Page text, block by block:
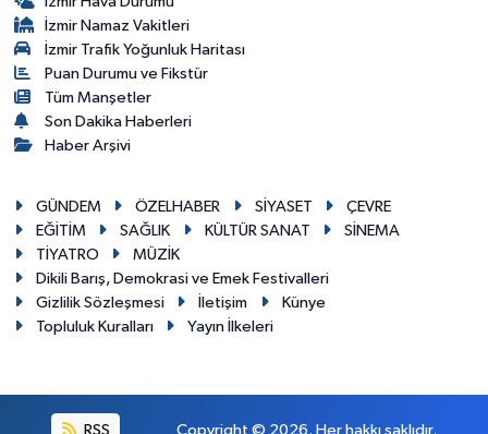
İzmir Namaz Vakitleri
İzmir Trafik Yoğunluk Haritası
Puan Durumu ve Fikstür
Tüm Manşetler
Son Dakika Haberleri
Haber Arşivi
GÜNDEM ÖZELHABER SİYASET
ÇEVRE
EĞİTİM
SAĞLIK KÜLTÜR SANAT
SİNEMA
TİYATRO
MÜZİK
Dikili Barış, Demokrasi ve Emek Festivalleri
Gizlilik Sözleşmesi
İletişim
Künye
Topluluk Kuralları
Yayın İlkeleri
RSS Copyright © 2026. Her hakkı saklıdır.